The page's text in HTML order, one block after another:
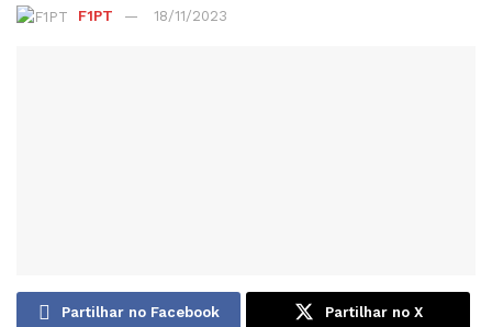
F1PT 18/11/2023
Partilhar no Facebook Partilhar no X